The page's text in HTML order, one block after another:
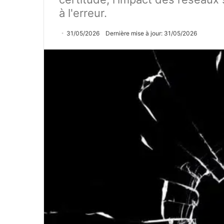
à l'erreur.
31/05/2026 Dernière mise à jour: 31/05/2026